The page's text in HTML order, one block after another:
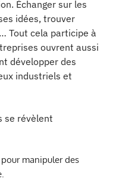
Échanger sur les
idées, trouver
Tout cela participe à
ouvrent aussi
développer des
industriels et
se révèlent
manipuler des